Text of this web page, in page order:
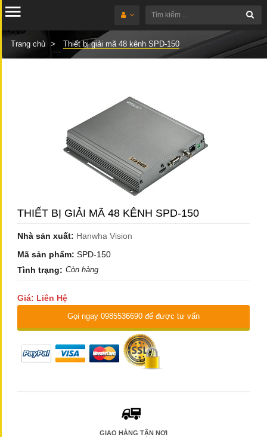
Trang chủ Thiết bị giải mã 48 kênh SPD-150
THIẾT BỊ GIẢI MÃ 48 KÊNH SPD-150
Nhà sản xuất: Hanwha Vision
Mã sản phẩm: SPD-150
Tình trạng: Còn hàng
Giá: Liên Hệ
Gọi ngay 0985536690 để được tư vấn
GIAO HÀNG TẬN NƠI